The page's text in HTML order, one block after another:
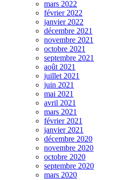
mars 2022
février 2022
janvier 2022
décembre 2021
novembre 2021
octobre 2021
septembre 2021
août 2021
juillet 2021
juin 2021
mai 2021
avril 2021
mars 2021
février 2021
janvier 2021
décembre 2020
novembre 2020
octobre 2020
septembre 2020
mars 2020